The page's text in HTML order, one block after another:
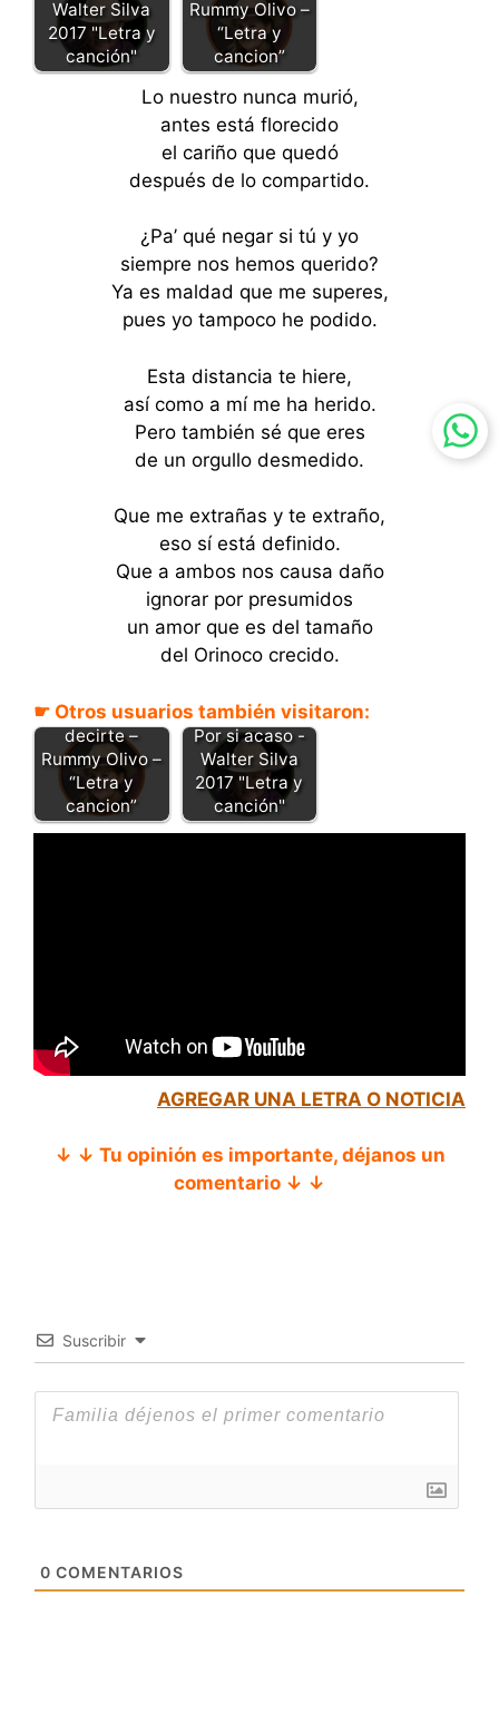
Walter Silva
2017 "Letra y
canción"
Rummy Olivo –
“Letra y
cancion”
Lo nuestro nunca murió,
antes está florecido
el cariño que quedó
después de lo compartido.
¿Pa’ qué negar si tú y yo
siempre nos hemos querido?
Ya es maldad que me superes,
pues yo tampoco he podido.
Esta distancia te hiere,
así como a mí me ha herido.
Pero también sé que eres
de un orgullo desmedido.
Que me extrañas y te extraño,
eso sí está definido.
Que a ambos nos causa daño
ignorar por presumidos
un amor que es del tamaño
del Orinoco crecido.
☛ Otros usuarios también visitaron:
Se me olvidó
decirte –
Rummy Olivo –
“Letra y
cancion”
Por si acaso -
Walter Silva
2017 "Letra y
canción"
AGREGAR UNA LETRA O NOTICIA
↓ ↓ Tu opinión es importante, déjanos un
comentario ↓ ↓
Suscribir
0 COMENTARIOS